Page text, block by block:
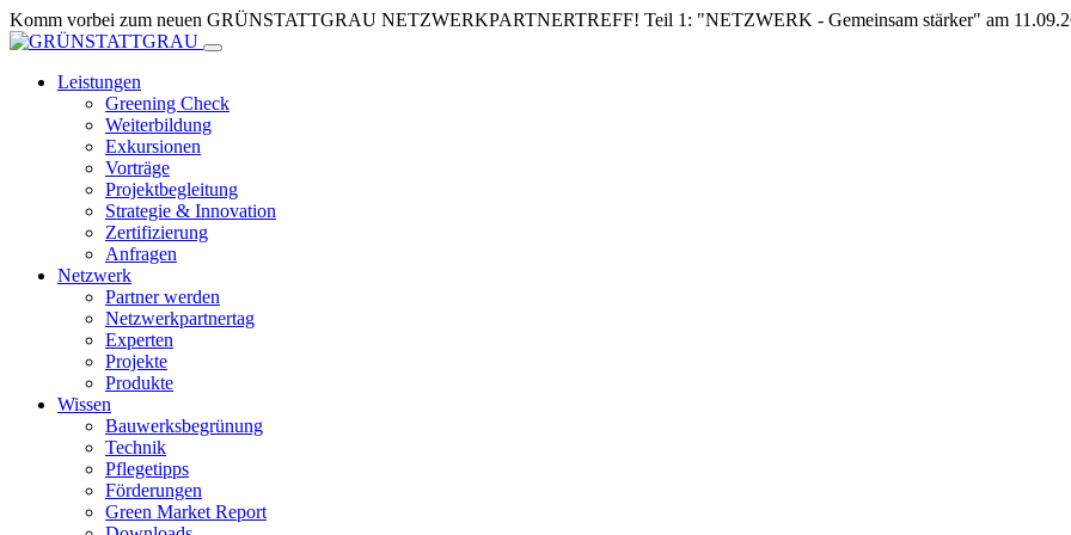
Skip
to
Komm vorbei zum neuen GRÜNSTATTGRAU NETZWERKPARTNERTREFF! Teil 1: "NETZWERK - Gemeinsam stärker" am
Leistungen
Greening Check
Weiterbildung
Exkursionen
Vorträge
Projektbegleitung
Strategie & Innovation
Zertifizierung
Anfragen
Netzwerk
Partner werden
Netzwerkpartnertag
Experten
Projekte
Produkte
Wissen
Bauwerksbegrünung
Technik
Pflegetipps
Förderungen
Green Market Report